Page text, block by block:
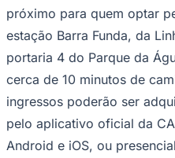
Flamengo
próximo para quem optar
estação Barra Funda, da
portaria 4 do Parque da
cerca de 10 minutos de
ingressos poderão ser
pelo aplicativo oficial da
Android e iOS, ou